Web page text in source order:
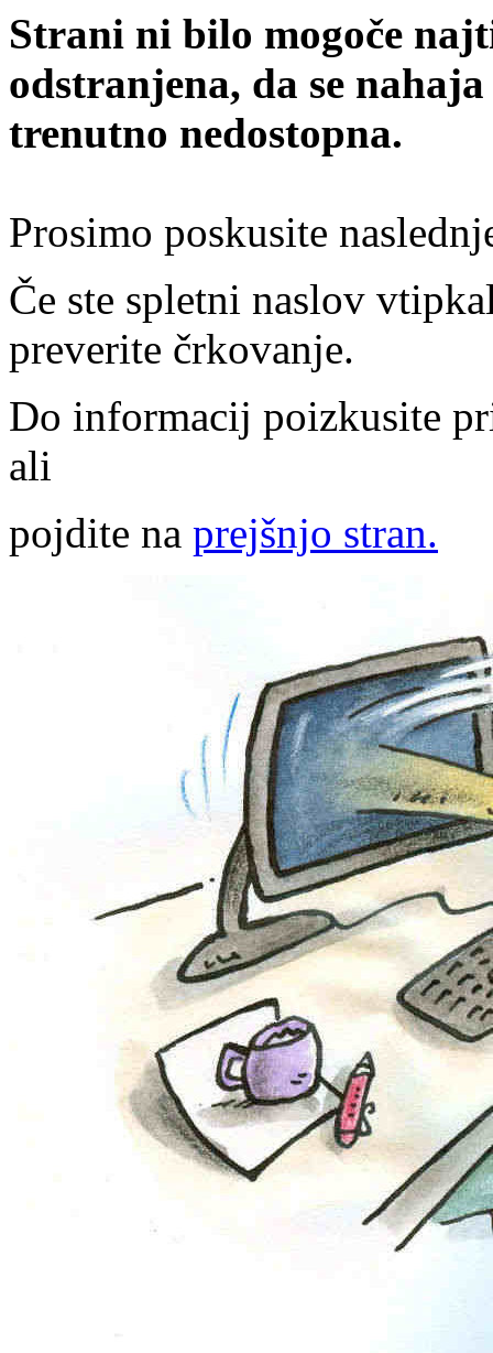
Strani ni bilo mogoče
odstranjena, da se
trenutno nedostopna.
Prosimo poskusite
Če ste spletni naslov
preverite črkovanje.
Do informacij poizkusite
ali
pojdite na prejšnjo stran.